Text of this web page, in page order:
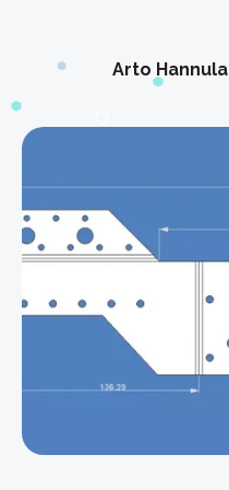
Arto Hannula